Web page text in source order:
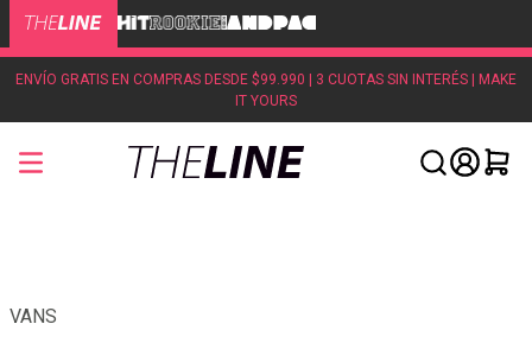
ENVÍO GRATIS EN COMPRAS DESDE $99.990 | 3 CUOTAS SIN INTERÉS | MAKE
IT YOURS
VANS